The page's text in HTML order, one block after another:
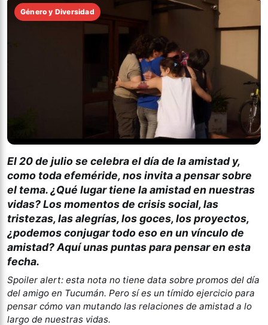
Género y Diversidad
El 20 de julio se celebra el día de la amistad y,
como toda efeméride, nos invita a pensar sobre
el tema. ¿Qué lugar tiene la amistad en nuestras
vidas? Los momentos de crisis social, las
tristezas, las alegrías, los goces, los proyectos,
¿podemos conjugar todo eso en un vínculo de
amistad? Aquí unas puntas para pensar en esta
fecha.
Spoiler alert: esta nota no tiene data sobre promos del día
del amigo en Tucumán. Pero sí es un tímido ejercicio para
pensar cómo van mutando las relaciones de amistad a lo
largo de nuestras vidas.